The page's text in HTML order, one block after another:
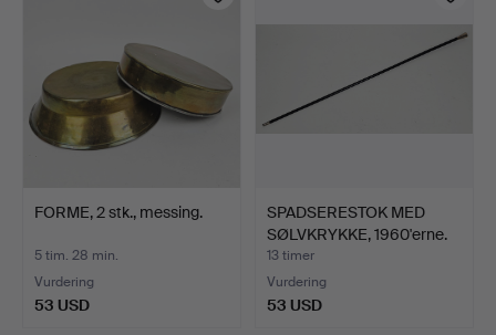
FORME, 2 stk., messing.
5 tim. 28 min.
Vurdering
53 USD
SPADSERESTOK MED
SØLVKRYKKE, 1960'erne.
13 timer
Vurdering
53 USD